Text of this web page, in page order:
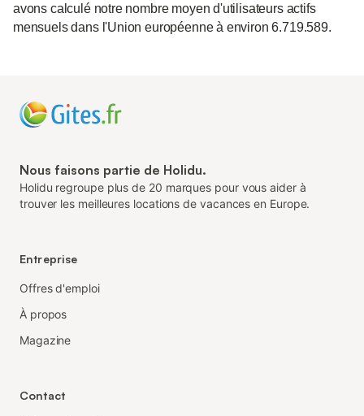
avons calculé notre nombre moyen d'utilisateurs actifs
mensuels dans l'Union européenne à environ 6.719.589.
Nous faisons partie de Holidu.
Holidu regroupe plus de 20 marques pour vous aider à
trouver les meilleures locations de vacances en Europe.
Entreprise
Offres d'emploi
À propos
Magazine
Contact